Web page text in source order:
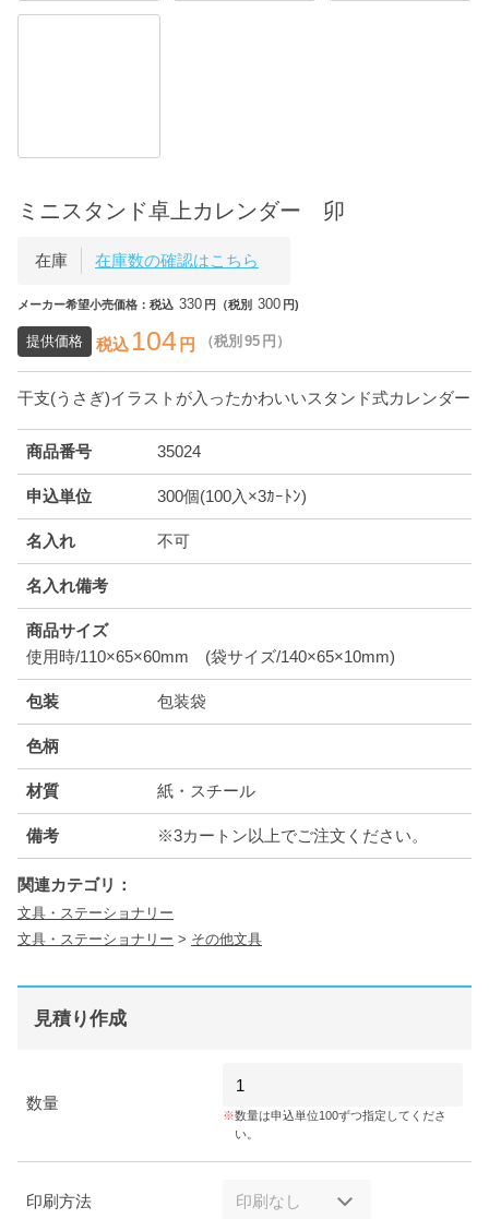
ミニスタンド卓上カレンダー 卯
在庫 在庫数の確認はこちら
メーカー希望小売価格：税込 330 円（税別 300 円)
提供価格 税込 104 円 （税別 95 円）
干支(うさぎ)イラストが入ったかわいいスタンド式カレンダー
商品番号 35024
申込単位 300個(100入×3ｶｰﾄﾝ)
名入れ 不可
名入れ備考
商品サイズ
使用時/110×65×60mm (袋サイズ/140×65×10mm)
包装 包装袋
色柄
材質 紙・スチール
備考 ※3カートン以上でご注文ください。
関連カテゴリ：
文具・ステーショナリー
文具・ステーショナリー > その他文具
見積り作成
数量
数量は申込単位100ずつ指定してくださ
い。
印刷方法